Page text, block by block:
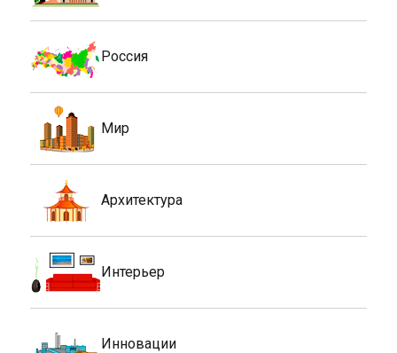
Россия
Мир
Архитектура
Интерьер
Инновации